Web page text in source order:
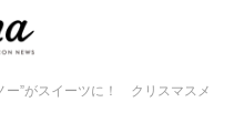
ー”がスイーツに！ クリスマスメ